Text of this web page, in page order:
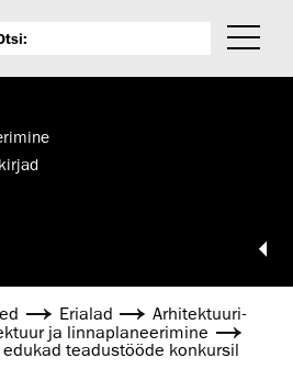
Erialad
Arhitektuuri­
ja linnaplaneerimine
teadustööde konkursil